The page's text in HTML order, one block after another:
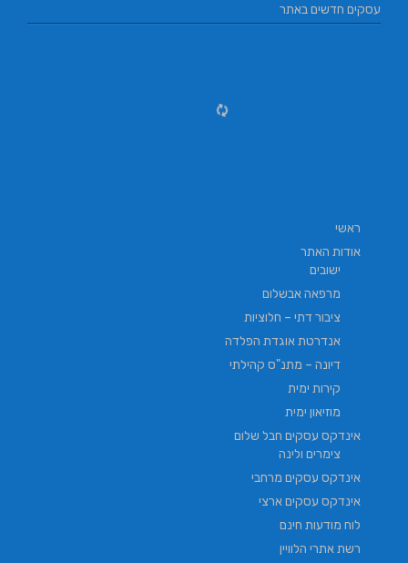
עסקים חדשים באתר
ראשי
אודות האתר
ישובים
מרפאה אבשלום
ציבור דתי – חלוציות
אנדרטת אוגדת הפלדה
דיונה – מתנ"ס קהילתי
קירות ימית
מוזיאון ימית
אינדקס עסקים חבל שלום
צימרים ולינה
אינדקס עסקים מרחבי
אינדקס עסקים ארצי
לוח מודעות חינם
רשת אתרי הלוויין